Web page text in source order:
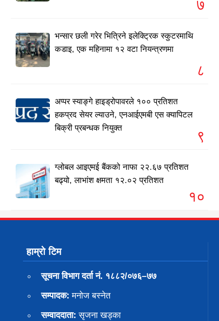
७
भन्सार छली गरेर भित्रिने इलेक्ट्रिक स्कुटरमाथि
कडाइ, एक महिनामा १२ वटा नियन्त्रणमा
८
अप्पर स्याङ्गे हाइड्रोपावरले १०० प्रतिशत
हकप्रद सेयर ल्याउने, एनआईएमबी एस क्यापिटल
बिक्री प्रबन्धक नियुक्त
९
ग्लोबल आइएमई बैंकको नाफा २२.६७ प्रतिशत
बढ्यो, लाभांश क्षमता १२.०२ प्रतिशत
१०
हाम्रो टिम
सूचना विभाग दर्ता नं. १८८२/०७६–७७
सम्पादक: मनोज बस्नेत
सम्वाददाता: सृजना खड्का